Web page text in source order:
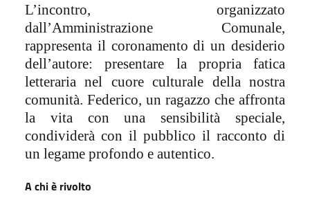
L’incontro, organizzato
dall’Amministrazione Comunale,
rappresenta il coronamento di un desiderio
dell’autore: presentare la propria fatica
letteraria nel cuore culturale della nostra
comunità. Federico, un ragazzo che affronta
la vita con una sensibilità speciale,
condividerà con il pubblico il racconto di
un legame profondo e autentico.
A chi è rivolto